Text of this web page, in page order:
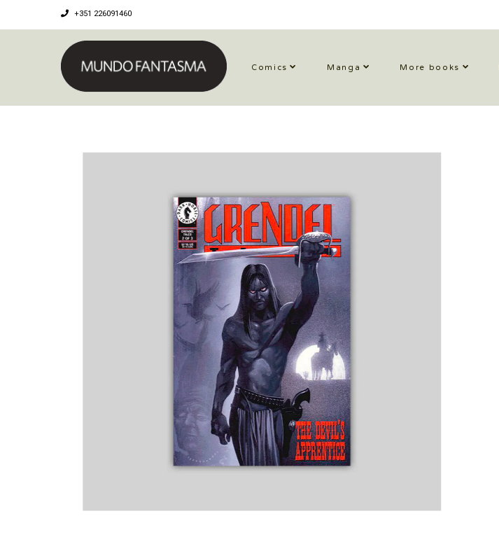
+351 226091460
Comics Manga More books